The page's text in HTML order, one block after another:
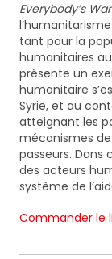
Everybody’s War
tant pour la
humanitaires
présente un
humanitaire
Syrie, et au
atteignant les
mécanismes
passeurs. Dans
des acteurs
système de
Commander le